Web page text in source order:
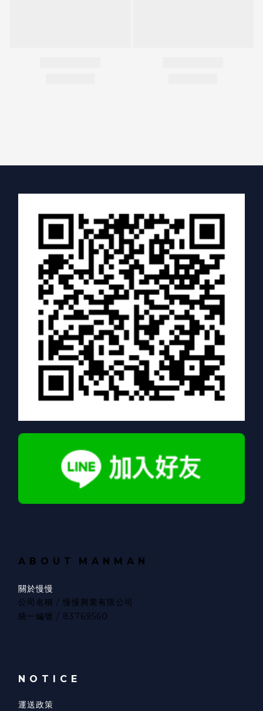
A B O U T M A N M A N
關於慢慢
公司名稱 / 慢慢興業有限公司
統一編號 / 83769560
N O T I C E
運送政策